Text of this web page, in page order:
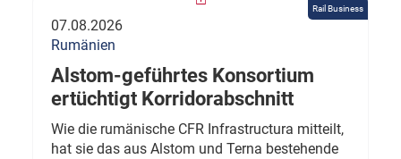
Rail Business
07.08.2026
Rumänien
Alstom-geführtes Konsortium
ertüchtigt Korridorabschnitt
Wie die rumänische CFR Infrastructura mitteilt,
hat sie das aus Alstom und Terna bestehende